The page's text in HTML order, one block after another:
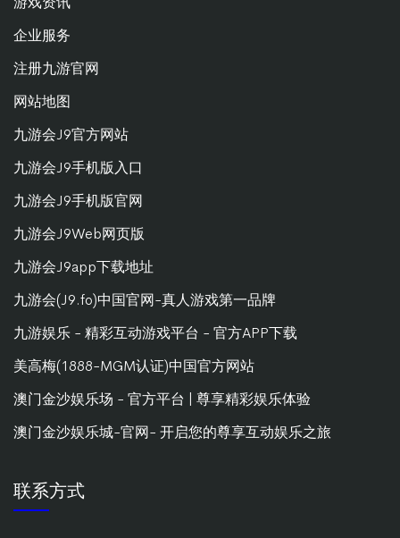
企业服务
注册九游官网
网站地图
九游会J9官方网站
九游会J9手机版入口
九游会J9手机版官网
九游会J9Web网页版
九游会J9app下载地址
九游会(J9.fo)中国官网-真人游戏第一品牌
九游娱乐 - 精彩互动游戏平台 - 官方APP下载
美高梅(1888-MGM认证)中国官方网站
澳门金沙娱乐场 - 官方平台 | 尊享精彩娱乐体验
澳门金沙娱乐城-官网- 开启您的尊享互动娱乐之旅
联系方式